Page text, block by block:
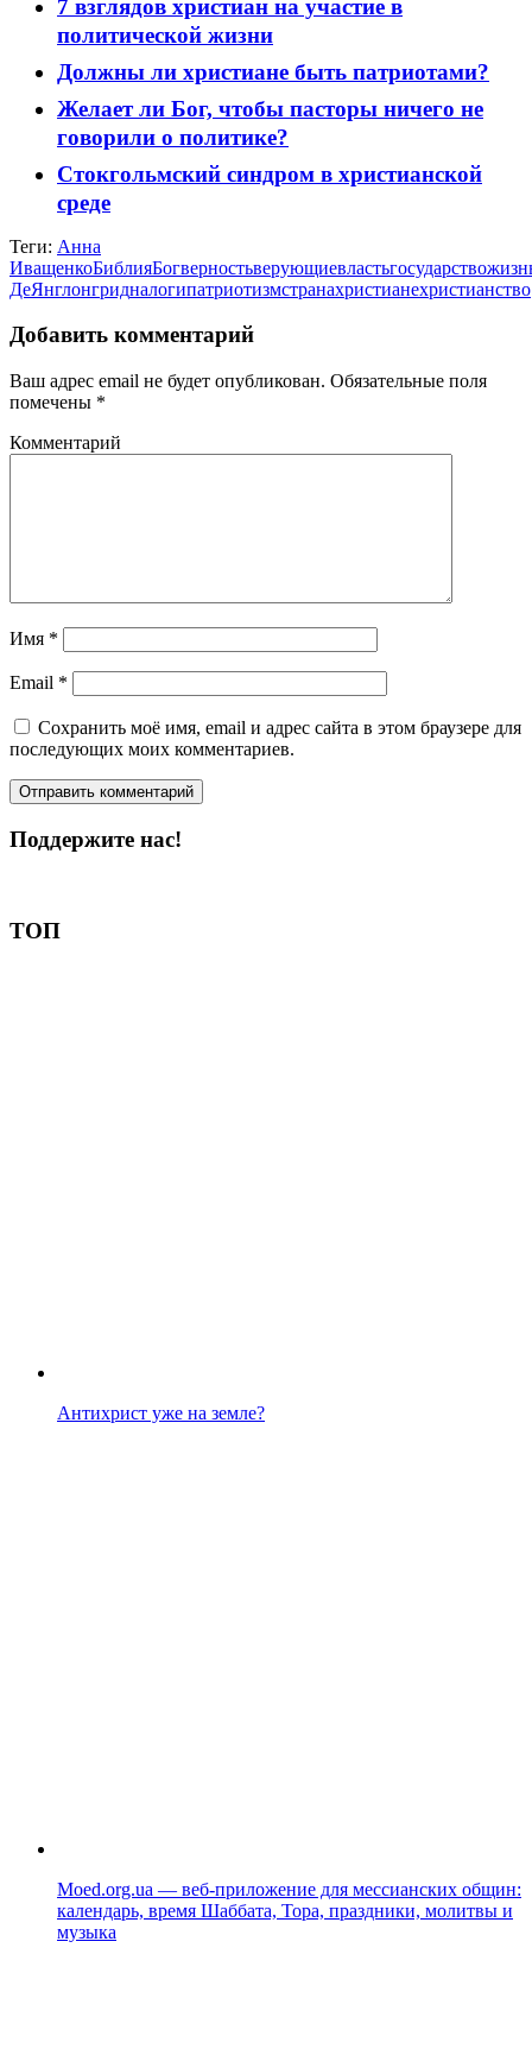
7 взглядов христиан на участие в
политической жизни
Должны ли христиане быть патриотами?
Желает ли Бог, чтобы пасторы ничего не
говорили о политике?
Стокгольмский синдром в христианской
среде
Теги: Анна
ИващенкоБиблияБогверностьверующиевластьгосударство
ДеЯнглонгридналогипатриотизмстранахристианехристианство
Добавить комментарий
Ваш адрес email не будет опубликован. Обязательные поля
помечены *
Комментарий
Имя *
Email *
Сохранить моё имя, email и адрес сайта в этом браузере для
последующих моих комментариев.
Поддержите нас!
ТОП
Антихрист уже на земле?
Moed.org.ua — веб-приложение для мессианских общин:
календарь, время Шаббата, Тора, праздники, молитвы и
музыка